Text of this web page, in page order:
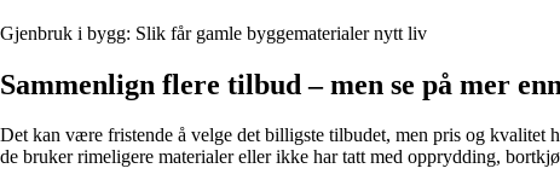
Gjenbruk i bygg: Slik får gamle byggematerialer nytt liv
Sammenlign flere tilbud – men se på mer
Det kan være fristende å velge det billigste tilbudet, men pris og kvalitet
de bruker rimeligere materialer eller ikke har tatt med opprydding,